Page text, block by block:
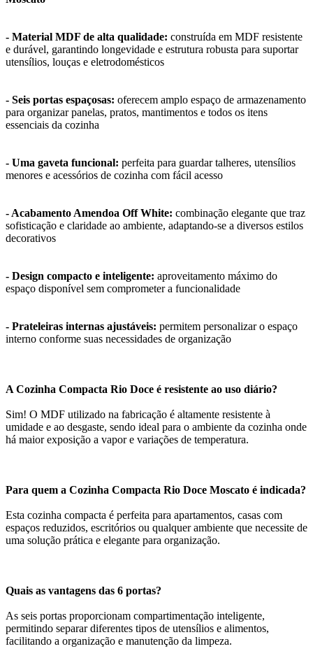
- Material MDF de alta qualidade: construída em MDF resistente
e durável, garantindo longevidade e estrutura robusta para suportar
utensílios, louças e eletrodomésticos
- Seis portas espaçosas: oferecem amplo espaço de armazenamento
para organizar panelas, pratos, mantimentos e todos os itens
essenciais da cozinha
- Uma gaveta funcional: perfeita para guardar talheres, utensílios
menores e acessórios de cozinha com fácil acesso
- Acabamento Amendoa Off White: combinação elegante que traz
sofisticação e claridade ao ambiente, adaptando-se a diversos estilos
decorativos
- Design compacto e inteligente: aproveitamento máximo do
espaço disponível sem comprometer a funcionalidade
- Prateleiras internas ajustáveis: permitem personalizar o espaço
interno conforme suas necessidades de organização
A Cozinha Compacta Rio Doce é resistente ao uso diário?
Sim! O MDF utilizado na fabricação é altamente resistente à
umidade e ao desgaste, sendo ideal para o ambiente da cozinha onde
há maior exposição a vapor e variações de temperatura.
Para quem a Cozinha Compacta Rio Doce Moscato é indicada?
Esta cozinha compacta é perfeita para apartamentos, casas com
espaços reduzidos, escritórios ou qualquer ambiente que necessite de
uma solução prática e elegante para organização.
Quais as vantagens das 6 portas?
As seis portas proporcionam compartimentação inteligente,
permitindo separar diferentes tipos de utensílios e alimentos,
facilitando a organização e manutenção da limpeza.